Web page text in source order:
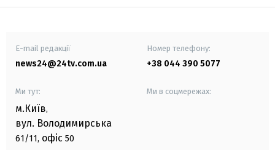
E-mail редакції
news24@24tv.com.ua
Номер телефону:
+38 044 390 5077
Ми тут:
м.Київ,
вул. Володимирська
61/11, офіс 50
Ми в соцмережах: